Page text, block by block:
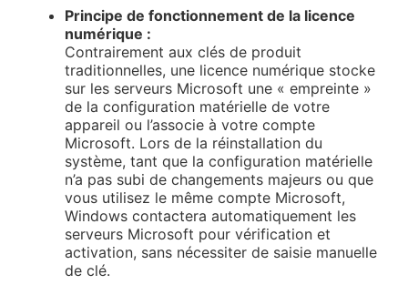
Principe de fonctionnement de la licence
numérique :
Contrairement aux clés de produit
traditionnelles, une licence numérique stocke
sur les serveurs Microsoft une « empreinte »
de la configuration matérielle de votre
appareil ou l’associe à votre compte
Microsoft. Lors de la réinstallation du
système, tant que la configuration matérielle
n’a pas subi de changements majeurs ou que
vous utilisez le même compte Microsoft,
Windows contactera automatiquement les
serveurs Microsoft pour vérification et
activation, sans nécessiter de saisie manuelle
de clé.